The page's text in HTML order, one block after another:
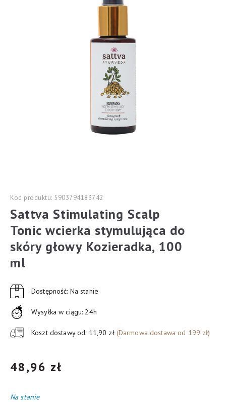
Kod produktu: 5903794183742
Sattva Stimulating Scalp
Tonic wcierka stymulująca do
skóry głowy Kozieradka, 100
ml
Dostępność: Na stanie
Wysyłka w ciągu: 24h
Koszt dostawy od: 11,90 zł (Darmowa dostawa od 199 zł)
48,96 zł
Na stanie